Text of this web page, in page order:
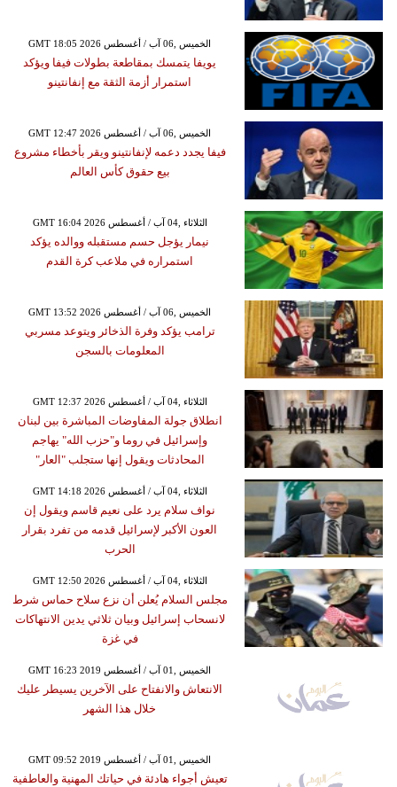
GMT 18:05 2026 الخميس ,06 آب / أغسطس
يويفا يتمسك بمقاطعة بطولات فيفا ويؤكد
استمرار أزمة الثقة مع إنفانتينو
GMT 12:47 2026 الخميس ,06 آب / أغسطس
فيفا يجدد دعمه لإنفانتينو ويقر بأخطاء مشروع
بيع حقوق كأس العالم
GMT 16:04 2026 الثلاثاء ,04 آب / أغسطس
نيمار يؤجل حسم مستقبله ووالده يؤكد
استمراره في ملاعب كرة القدم
GMT 13:52 2026 الخميس ,06 آب / أغسطس
ترامب يؤكد وفرة الذخائر ويتوعد مسربي
المعلومات بالسجن
GMT 12:37 2026 الثلاثاء ,04 آب / أغسطس
انطلاق جولة المفاوضات المباشرة بين لبنان
وإسرائيل في روما و"حزب الله" يهاجم
المحادثات ويقول إنها ستجلب "العار"
GMT 14:18 2026 الثلاثاء ,04 آب / أغسطس
نواف سلام يرد على نعيم قاسم ويقول إن
العون الأكبر لإسرائيل قدمه من تفرد بقرار
الحرب
GMT 12:50 2026 الثلاثاء ,04 آب / أغسطس
مجلس السلام يُعلن أن نزع سلاح حماس شرط
لانسحاب إسرائيل وبيان ثلاثي يدين الانتهاكات
في غزة
GMT 16:23 2019 الخميس ,01 آب / أغسطس
الانتعاش والانفتاح على الآخرين يسيطر عليك
خلال هذا الشهر
GMT 09:52 2019 الخميس ,01 آب / أغسطس
تعيش أجواء هادئة في حياتك المهنية والعاطفية